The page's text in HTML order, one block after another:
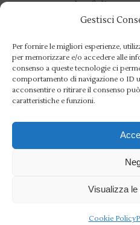
Gestisci
Per fornire le migliori esperienze,
per memorizzare e/o accedere alle
consenso a queste tecnologie ci
comportamento di navigazione o ID
acconsentire o ritirare il consenso
caratteristiche e funzioni.
Visualizza le
Cookie Policy
“Sono molto felice
sono quasi trenta
Federica siamo
dirigente sportivo, lei
invece sottolineato il
Giovanni Malagò – E’
attardati fino
questa decisione, ma
Difficile, in effetti,
vincente e